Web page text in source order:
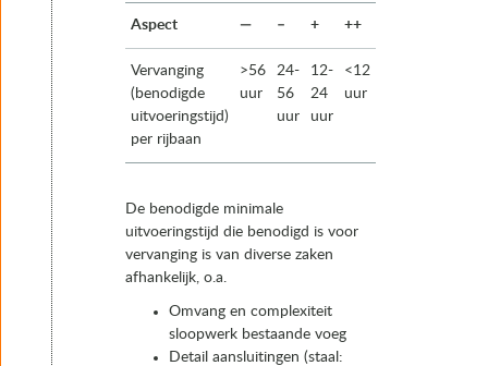
Aspect — – + ++
Vervanging
(benodigde
uitvoeringstijd)
per rijbaan
>56
uur
24-
56
uur
12-
24
uur
<12
uur
De benodigde minimale
uitvoeringstijd die benodigd is voor
vervanging is van diverse zaken
afhankelijk, o.a.
Omvang en complexiteit
sloopwerk bestaande voeg
Detail aansluitingen (staal: